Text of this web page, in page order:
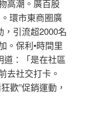
高潮。廣百股
環市東商圈廣
，引流超2000名
。保利•時間里
道：「是在社區
去社交打卡。
歡”促銷運動，